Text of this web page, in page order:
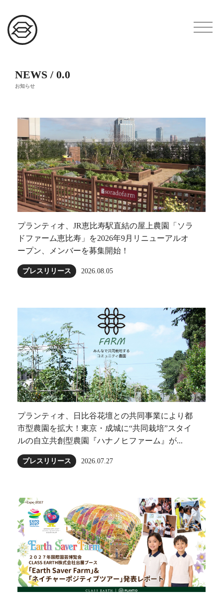
NEWS / 0.0
お知らせ
プランティオ、JR恵比寿駅直結の屋上農園「ソラ
ドファーム恵比寿」を2026年9月リニューアルオ
ープン、メンバーを募集開始！
プレスリリース 2026.08.05
プランティオ、日比谷花壇との共同事業により都
市型農園を拡大！東京・成城に“共同栽培”スタイ
ルの自立共創型農園『ハナノヒファーム』が...
プレスリリース 2026.07.27